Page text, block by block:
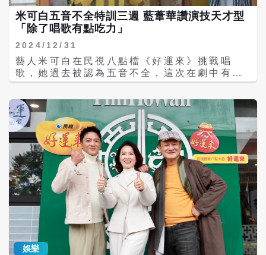
「藍葦華一開始還不敢用力扯，我說沒關係就
大力一點，我頭髮很多，後來拍完戲後發現頭
皮隱約作痛，看得出來為戲拼了。」 雖然在劇
中常常欺負童星小樂樂，讓觀眾恨得牙癢癢，
但楚宣表示自己不介意，反而覺得這樣的角色
很有挑戰性。她更呼籲觀眾：「如果我演得不
夠壞，請大家多鞭策我，但請不要對我本人太
米可白五音不全特訓三週 藍葦華讚演技天才型
「除了唱歌有點吃力」
2024/12/31
藝人米可白在民視八點檔《好運來》挑戰唱
歌，她過去被認為五音不全，這次在劇中有很
多要唱歌的部分，米可白表示：「我練了兩三
昌憲教我唱歌，因為自己也不是職業歌手，回
到家都會自己下載唱歌app練習。」 談到第一
次參加民視八點檔《好運來》演出，米可白表
示：「超級喜歡我們楊家戲，一家四口謝瓊
煖、楊慶煌跟劉至翰對戲的感覺，真的好可
愛。也讓我覺得很溫暖，就好像我們真的就好
像是家人一樣。因為私下的我跟家人感覺會有
點距離，跟戲裡楊文琪一家的感覺完全不一
樣。」 除了親情戲讓觀眾看得過癮，米可白在
劇中也跟歡喜冤家藍葦華有不少對手戲，兩人
逗趣互動深受觀眾喜愛。她分享與藍葦華的合
作，真的收益良多，本來第一次合作會緊張，
但發現他超級親切，又很溫暖，更是願意教她
娛樂